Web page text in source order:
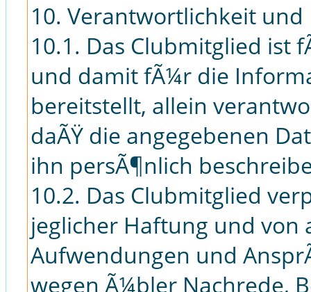
10. Verantwortlichkeit
10.1. Das Clubmitglied ist
und damit fÃ¼r die
bereitstellt, allein
daÃŸ die angegebenen
ihn persÃ¶nlich
10.2. Das Clubmitglied
jeglicher Haftung und von
Aufwendungen und
wegen Ã¼bler Nachrede,